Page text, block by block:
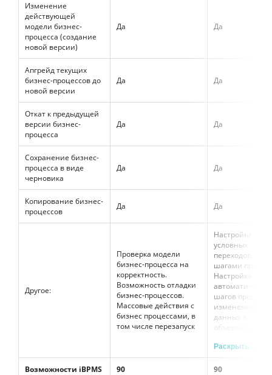
Изменение
действующей
модели бизнес-
процесса (создание
новой версии)
Да Да
Апгрейд текущих
бизнес-процессов до
новой версии
Да Да
Откат к предыдущей
версии бизнес-
процесса
Да Да
Сохранение бизнес-
процесса в виде
черновика
Да Да
Копирование бизнес-
процессов
Да Да
Другое:
Проверка модели
бизнес-процесса на
корректность.
Возможность отладки
бизнес-процессов.
Массовые действия с
бизнес процессами, в
том числе перезапуск
Настройка
условных
переходов
шагами
Настройка
автоматических
шагов
изменением
данных в
объектах
Настройка
между
Раскрыть
Возможности iBPMS 90 90